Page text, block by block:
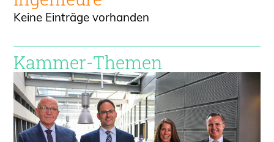
Keine Einträge vorhanden
Kammer-Themen